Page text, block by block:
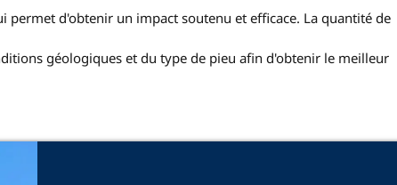
permet d'obtenir un impact soutenu et efficace. La quantité de
géologiques et du type de pieu afin d'obtenir le meilleur